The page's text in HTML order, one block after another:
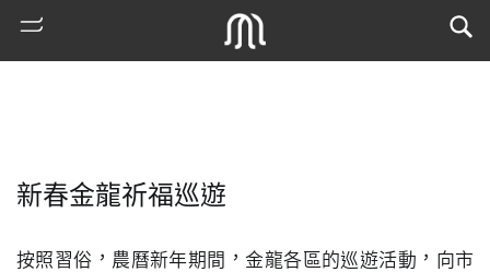
新春金龍祈福巡遊
按照習俗，農曆新年期間，金龍各區的巡遊活動，向市